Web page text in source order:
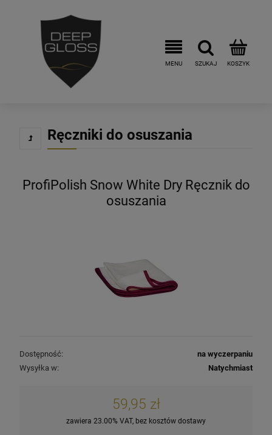
Ręczniki do osuszania
ProfiPolish Snow White Dry Ręcznik do
osuszania
Dostępność:
na wyczerpaniu
Wysyłka w:
Natychmiast
59,95 zł
zawiera 23.00% VAT, bez kosztów dostawy